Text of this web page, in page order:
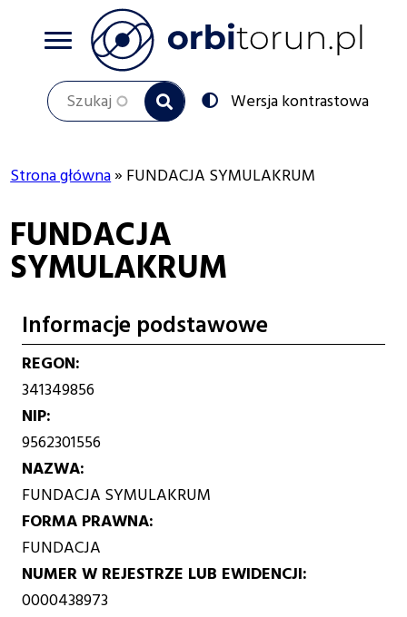
Szukaj
Przełącz
na:
Wersja kontrastowa
nawigacyjna
Strona główna FUNDACJA SYMULAKRUM
FUNDACJA
SYMULAKRUM
Informacje podstawowe
REGON
341349856
NIP
9562301556
NAZWA
FUNDACJA SYMULAKRUM
FORMA PRAWNA
FUNDACJA
NUMER W REJESTRZE LUB EWIDENCJI
0000438973